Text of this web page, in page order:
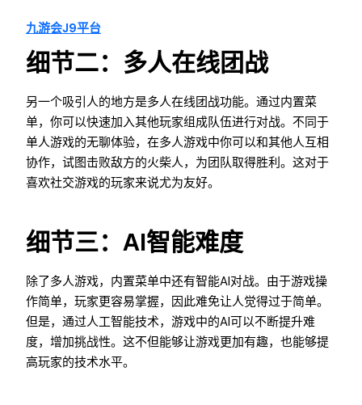
九游会J9平台
细节二：多人在线团战
另一个吸引人的地方是多人在线团战功能。通过内置菜
单，你可以快速加入其他玩家组成队伍进行对战。不同于
单人游戏的无聊体验，在多人游戏中你可以和其他人互相
协作，试图击败敌方的火柴人，为团队取得胜利。这对于
喜欢社交游戏的玩家来说尤为友好。
细节三：AI智能难度
除了多人游戏，内置菜单中还有智能AI对战。由于游戏操
作简单，玩家更容易掌握，因此难免让人觉得过于简单。
但是，通过人工智能技术，游戏中的AI可以不断提升难
度，增加挑战性。这不但能够让游戏更加有趣，也能够提
高玩家的技术水平。